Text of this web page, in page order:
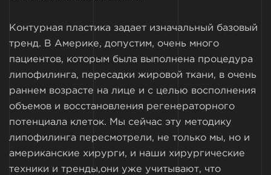
Контурная пластика задает изначальный базовый
тренд. В Америке, допустим, очень много
пациентов, которым была выполнена процедура
липофилинга, пересадки жировой ткани, в очень
раннем возрасте на лице и с целью восполнения
объемов и восстановления регенераторного
потенциала клеток. Мы сейчас эту методику
липофилинга пересмотрели, не только мы, но и
американские хирурги, и наши хирургические
техники и тренды,они уже учитывают, что